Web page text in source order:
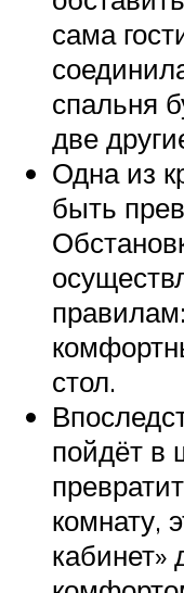
сама
спальня
две
Одна из
быть
стол.
пойдёт в
комнату,
кабинет»